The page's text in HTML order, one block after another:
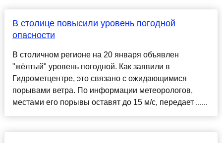
В столице повысили уровень погодной
опасности
В столичном регионе на 20 января объявлен
"жёлтый" уровень погодной. Как заявили в
Гидрометцентре, это связано с ожидающимися
порывами ветра. По информации метеорологов,
местами его порывы оставят до 15 м/с, передает ......